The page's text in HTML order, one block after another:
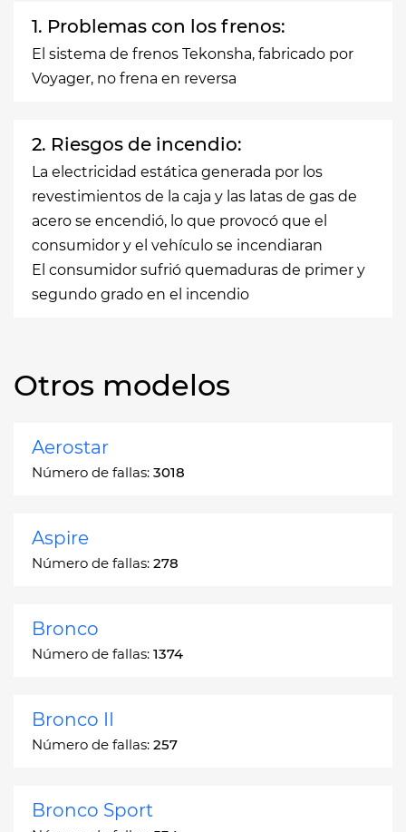
1. Problemas con los frenos:
El sistema de frenos Tekonsha, fabricado por
Voyager, no frena en reversa
2. Riesgos de incendio:
La electricidad estática generada por los
revestimientos de la caja y las latas de gas de
acero se encendió, lo que provocó que el
consumidor y el vehículo se incendiaran
El consumidor sufrió quemaduras de primer y
segundo grado en el incendio
Otros modelos
Aerostar
Número de fallas: 3018
Aspire
Número de fallas: 278
Bronco
Número de fallas: 1374
Bronco II
Número de fallas: 257
Bronco Sport